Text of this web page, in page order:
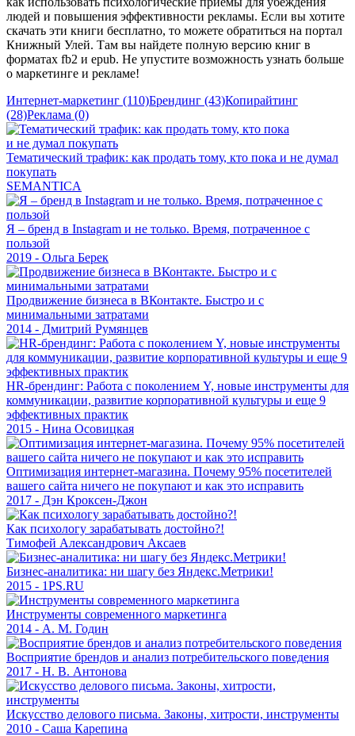
людей и повышения эффективности рекламы. Если вы хотите
скачать эти книги бесплатно, то можете обратиться на портал
Книжный Улей. Там вы найдете полную версию книг в
форматах fb2 и epub. Не упустите возможность узнать больше
о маркетинге и рекламе!
Интернет-маркетинг (110)Брендинг (43)Копирайтинг
(28)Реклама (0)
Тематический трафик: как продать тому, кто пока и не думал
покупать
SEMANTICA
Я – бренд в Instagram и не только. Время, потраченное с
пользой
2019 - Ольга Берек
Продвижение бизнеса в ВКонтакте. Быстро и с
минимальными затратами
2014 - Дмитрий Румянцев
HR-брендинг: Работа с поколением Y, новые инструменты для
коммуникации, развитие корпоративной культуры и еще 9
эффективных практик
2015 - Нина Осовицкая
Оптимизация интернет-магазина. Почему 95% посетителей
вашего сайта ничего не покупают и как это исправить
2017 - Дэн Кроксен-Джон
Как психологу зарабатывать достойно?!
Тимофей Александрович Аксаев
Бизнес-аналитика: ни шагу без Яндекс.Метрики!
2015 - 1PS.RU
Инструменты современного маркетинга
2014 - А. М. Годин
Восприятие брендов и анализ потребительского поведения
2017 - Н. В. Антонова
Искусство делового письма. Законы, хитрости, инструменты
2010 - Саша Карепина